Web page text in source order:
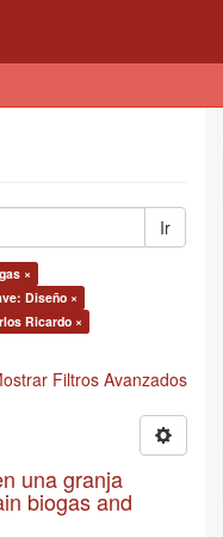
Ir
×
Diseño ×
Ricardo ×
Filtros Avanzados
una granja
biogas and